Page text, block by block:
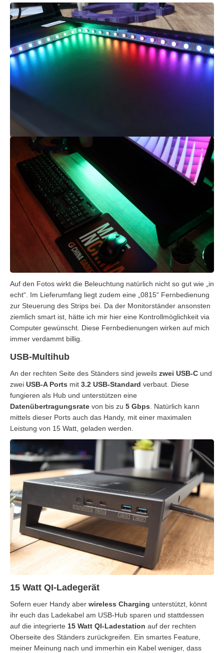
Auf den Fotos wirkt die Beleuchtung natürlich nicht so gut wie „in
echt“. Im Lieferumfang liegt zudem eine „0815“ Fernbedienung
zur Steuerung des Strips bei. Da der Monitorständer ansonsten
ziemlich smart ist, hätte ich mir hier eine Kontrollmöglichkeit via
Computer gewünscht. Diese Fernbedienungen wirken auf mich
immer verdammt billig.
USB-Multihub
An der rechten Seite des Ständers sind jeweils zwei USB-C und
zwei USB-A Ports mit 3.2 USB-Standard verbaut. Diese
fungieren als Hub und unterstützen eine
Datenübertragungsrate von bis zu 5 Gbps . Natürlich kann
mittels dieser Ports auch das Handy, mit einer maximalen
Leistung von 15 Watt, geladen werden.
15 Watt QI-Ladegerät
Sofern euer Handy aber wireless Charging unterstützt, könnt
ihr euch das Ladekabel am USB-Hub sparen und stattdessen
auf die integrierte 15 Watt QI-Ladestation auf der rechten
Oberseite des Ständers zurückgreifen. Ein smartes Feature,
meiner Meinung nach und immerhin ein Kabel weniger, dass